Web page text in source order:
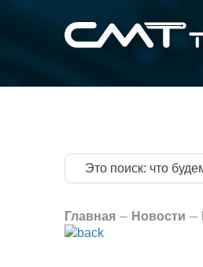
Главная Новости